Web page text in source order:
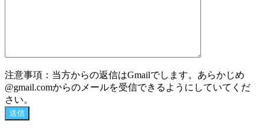
注意事項：当方からの返信はGmailでします。あらかじめ
@gmail.comからのメールを受信できるようにしていてくだ
さい。